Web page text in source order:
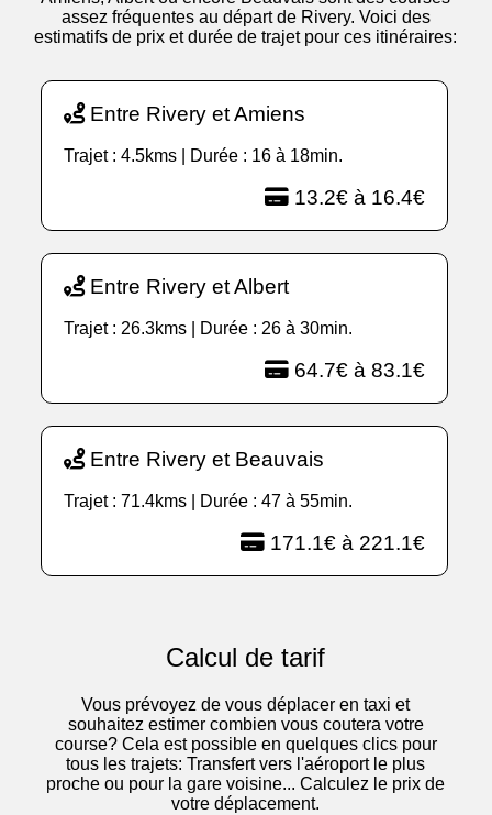
assez fréquentes au départ de Rivery. Voici des
estimatifs de prix et durée de trajet pour ces itinéraires:
Entre Rivery et Amiens
Trajet : 4.5kms | Durée : 16 à 18min.
13.2€ à 16.4€
Entre Rivery et Albert
Trajet : 26.3kms | Durée : 26 à 30min.
64.7€ à 83.1€
Entre Rivery et Beauvais
Trajet : 71.4kms | Durée : 47 à 55min.
171.1€ à 221.1€
Calcul de tarif
Vous prévoyez de vous déplacer en taxi et
souhaitez estimer combien vous coutera votre
course? Cela est possible en quelques clics pour
tous les trajets: Transfert vers l'aéroport le plus
proche ou pour la gare voisine... Calculez le prix de
votre déplacement.